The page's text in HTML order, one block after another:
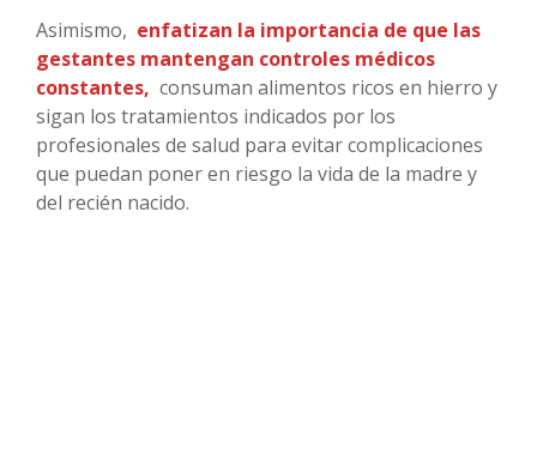
Asimismo, enfatizan la importancia de que las
gestantes mantengan controles médicos
constantes, consuman alimentos ricos en hierro y
sigan los tratamientos indicados por los
profesionales de salud para evitar complicaciones
que puedan poner en riesgo la vida de la madre y
del recién nacido.